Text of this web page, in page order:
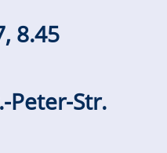
8.45
Peter-Str.